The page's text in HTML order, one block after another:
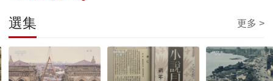
選集 更多 >